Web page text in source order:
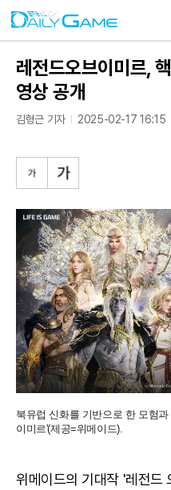
레전드오브이미르,
영상 공개
김형근 기자 2025-02-17 16:15
북유럽 신화를 기반으로 한 모험
이미르'(제공=위메이드).
위메이드의 기대작 '레전드